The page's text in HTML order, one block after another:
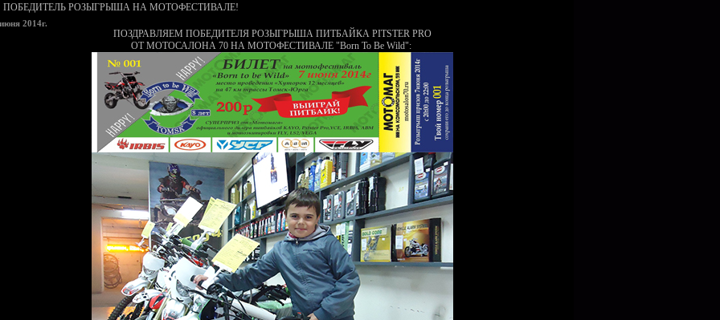
ПОБЕДИТЕЛЬ РОЗЫГРЫША НА МОТОФЕСТИВАЛЕ!
2014г.
ПОЗДРАВЛЯЕМ ПОБЕДИТЕЛЯ РОЗЫГРЫША ПИТБАЙКА PITSTER PRO
ОТ МОТОСАЛОНА 70 НА МОТОФЕСТИВАЛЕ "Born To Be Wild":